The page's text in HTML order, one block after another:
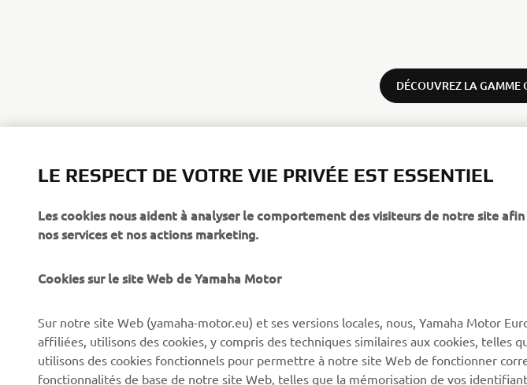
DÉCOUVREZ LA GAMME
CORPORATE
Événements
Brochures
PROS & B2B
secours
Professionnels
Robotique
Systèmes pour VAE
PLUS YAMAHA
Yamaha Racing (en)
Yamaha Motor Global (en)
Application mobiles
LE RESPECT DE VOTRE VIE PRIVÉE EST ESSENTIEL
Les cookies nous aident à analyser le comportement des visiteurs de notre site
nos services et nos actions marketing.
Cookies sur le site Web de Yamaha Motor
Sur notre site Web (yamaha-motor.eu) et ses versions locales, nous, Yamaha Motor
affiliées, utilisons des cookies, y compris des techniques similaires aux cookies, telles
utilisons des cookies fonctionnels pour permettre à notre site Web de fonctionner
fonctionnalités de base de notre site Web, telles que la mémorisation de vos